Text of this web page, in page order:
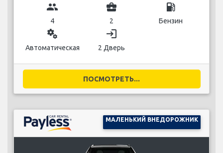
group
4
business_center
2
local_gas_station
Бензин
miscellaneous_services
Автоматическая
login
2 Дверь
ПОСМОТРЕТЬ...
МАЛЕНЬКИЙ ВНЕДОРОЖНИК